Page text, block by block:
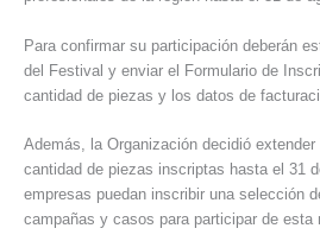
Para confirmar su participación deberán
del Festival y enviar el Formulario de
cantidad de piezas y los datos de
Además, la Organización decidió
cantidad de piezas inscriptas hasta el 31
empresas puedan inscribir una selección
campañas y casos para participar de esta